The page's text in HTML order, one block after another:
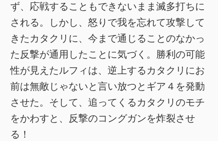
ず、応戦することもできないまま滅多打ちに
される。しかし、怒りで我を忘れて攻撃して
きたカタクリに、今まで通じることのなかっ
た反撃が通用したことに気づく。勝利の可能
性が見えたルフィは、逆上するカタクリにお
前は無敵じゃないと言い放つとギア４を発動
させた。そして、追ってくるカタクリのモチ
をかわすと、反撃のコングガンを炸裂させ
る！